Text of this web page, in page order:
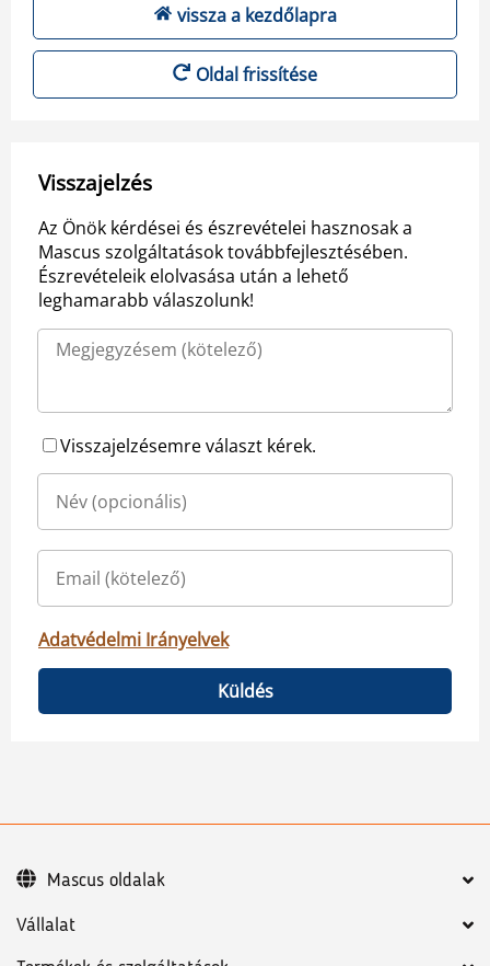
vissza a kezdőlapra
Oldal frissítése
Visszajelzés
Az Önök kérdései és észrevételei hasznosak a
Mascus szolgáltatások továbbfejlesztésében.
Észrevételeik elolvasása után a lehető
leghamarabb válaszolunk!
Visszajelzésemre választ kérek.
Adatvédelmi Irányelvek
Küldés
Vállalat
Mascus oldalak